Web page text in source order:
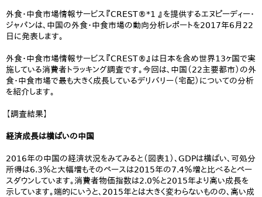
外食・中食市場情報サービス『CREST®*1 』を提供するエヌピーディー・
ジャパンは、中国の外食・中食市場の動向分析レポートを2017年6月22
日に発表します。
外食・中食市場情報サービス『CREST®』は日本を含め世界13ヶ国で実
施している消費者トラッキング調査です。今回は、中国（22主要都市）の外
食・中食市場で最も大きく成長しているデリバリー（宅配）についての分析
を紹介します。
【調査結果】
経済成長は横ばいの中国
2016年の中国の経済状況をみてみると（図表1）、GDPは横ばい、可処分
所得は6.3％と大幅増もそのペースは2015年の7.4％増と比べるとペー
スダウンしています。消費者物価指数は2.0％と2015年より高い成長を
示しています。端的にいうと、2015年とは大きく変わらないものの、高い成